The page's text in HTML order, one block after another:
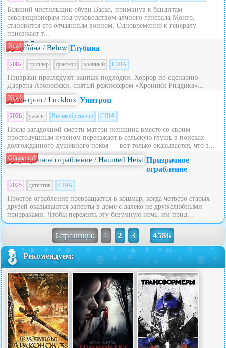
Бывший чистильщик обуви Васко, примкнув к бандитам-
революционерам под руководством алчного генерала Монго,
становится его отчаянным воином. Одновременно к генералу
приезжает т...
New! 6.7 Глубина
2002 триллер фэнтези военный США
Призраки преследуют экипаж подлодки. Хоррор по сценарию
Даррена Аронофски, снятый режиссером «Хроники Риддика»...
New! Уинтроп
2026 ужасы Великобритания США
После загадочной смерти матери женщина вместе со своим
простодушным кузеном переезжает в сельскую глушь в поисках
долгожданного душевного покоя — вот только оказывается, что з...
Обновлен!
Призрачное
ограбление
2025 детектив США
Простое ограбление превращается в кошмар, когда четверо старых
друзей оказываются заперты в доме с далеко не дружелюбными
призраками. Чтобы пережить эту безумную ночь, им прид...
Страницы: 1 2 3 ... 4586
Рекомендуем: